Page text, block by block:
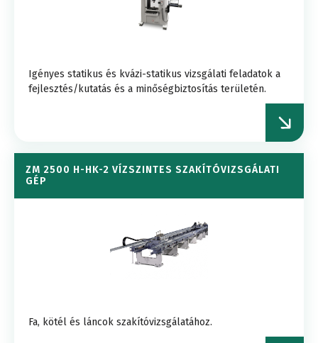
Igényes statikus és kvázi-statikus vizsgálati feladatok a
fejlesztés/kutatás és a minőségbiztosítás területén.
ZM 2500 H-HK-2 VÍZSZINTES SZAKÍTÓVIZSGÁLATI
GÉP
Fa, kötél és láncok szakítóvizsgálatához.